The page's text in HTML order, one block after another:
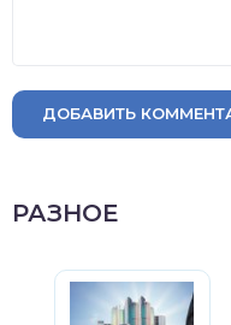
ДОБАВИТЬ
РАЗНОЕ